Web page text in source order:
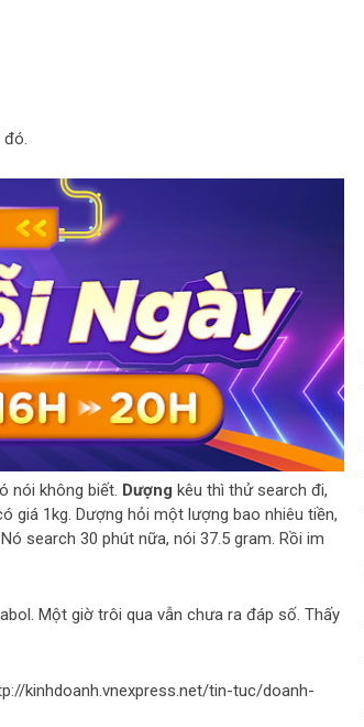
đó.
nói không biết. Dượng kêu thì thử search đi,
giá 1kg. Dượng hỏi một lượng bao nhiêu tiền,
search 30 phút nữa, nói 37.5 gram. Rồi im
Một giờ trôi qua vẫn chưa ra đáp số. Thấy
kinhdoanh.vnexpress.net/tin-tuc/doanh-